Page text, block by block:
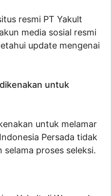
resmi PT Yakult
media sosial resmi
update mengenai
untuk
untuk melamar
Persada tidak
proses seleksi.